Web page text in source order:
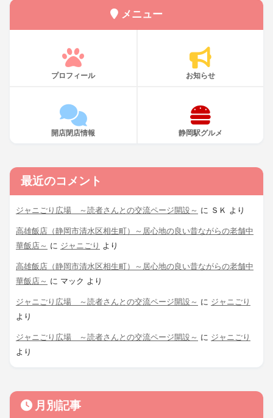
メニュー
プロフィール お知らせ
開店閉店情報 静岡駅グルメ
最近のコメント
ジャニごり広場 ～読者さんとの交流ページ開設～ に ＳＫ より
高雄飯店（静岡市清水区相生町）～居心地の良い昔ながらの老舗中
華飯店～ に ジャニごり より
高雄飯店（静岡市清水区相生町）～居心地の良い昔ながらの老舗中
華飯店～ に マック より
ジャニごり広場 ～読者さんとの交流ページ開設～ に ジャニごり
より
ジャニごり広場 ～読者さんとの交流ページ開設～ に ジャニごり
より
月別記事